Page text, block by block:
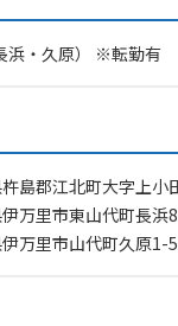
浜・久原） ※転勤有
島郡江北町大字上小
万里市東山代町長浜
万里市山代町久原1-